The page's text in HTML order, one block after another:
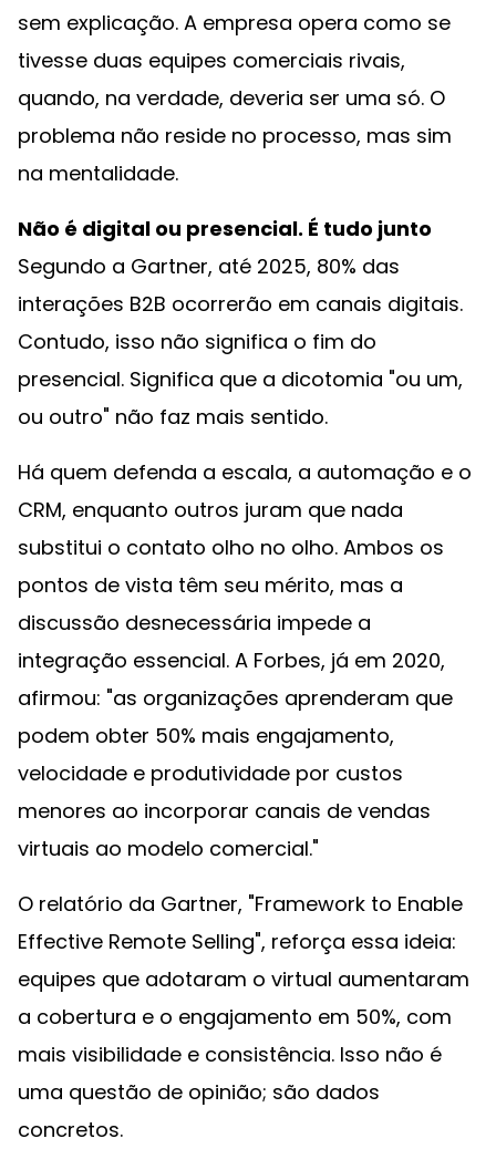
sem explicação. A empresa opera como se
tivesse duas equipes comerciais rivais,
quando, na verdade, deveria ser uma só. O
problema não reside no processo, mas sim
na mentalidade.
Não é digital ou presencial. É tudo junto
Segundo a Gartner, até 2025, 80% das
interações B2B ocorrerão em canais digitais.
Contudo, isso não significa o fim do
presencial. Significa que a dicotomia "ou um,
ou outro" não faz mais sentido.
Há quem defenda a escala, a automação e o
CRM, enquanto outros juram que nada
substitui o contato olho no olho. Ambos os
pontos de vista têm seu mérito, mas a
discussão desnecessária impede a
integração essencial. A Forbes, já em 2020,
afirmou: "as organizações aprenderam que
podem obter 50% mais engajamento,
velocidade e produtividade por custos
menores ao incorporar canais de vendas
virtuais ao modelo comercial."
O relatório da Gartner, "Framework to Enable
Effective Remote Selling", reforça essa ideia:
equipes que adotaram o virtual aumentaram
a cobertura e o engajamento em 50%, com
mais visibilidade e consistência. Isso não é
uma questão de opinião; são dados
concretos.